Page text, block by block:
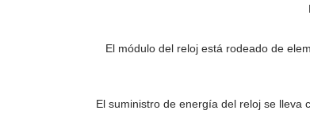
El módulo del reloj está rodeado de
El suministro de energía del reloj se lleva